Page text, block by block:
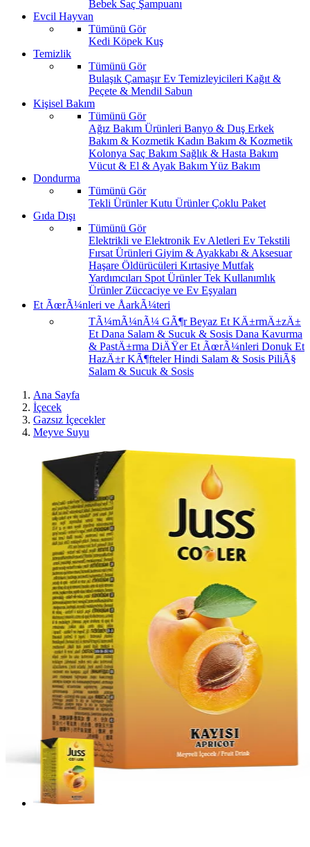
Bebek Saç Şampuanı
Evcil Hayvan
Tümünü Gör
Kedi Köpek Kuş
Temizlik
Tümünü Gör
Bulaşık ÇamaşırEv Temizleyicileri Kağıt &
Peçete & Mendil Sabun
Kişisel Bakım
Tümünü Gör
Ağız Bakım Ürünleri Banyo & Duş Erkek
Bakım & Kozmetik Kadın Bakım & Kozmetik
Kolonya Saç Bakım Sağlık & Hasta Bakım
Vücut & El & Ayak BakımYüz Bakım
Dondurma
Tümünü Gör
Tekli ÜrünlerKutu ÜrünlerÇoklu Paket
Gıda Dışı
Tümünü Gör
Elektrikli ve Elektronik Ev Aletleri Ev Tekstili
Fırsat Ürünleri Giyim & Ayakkabı & Aksesuar
Haşare Öldürücüleri Kırtasiye Mutfak
Yardımcıları Spot ÜrünlerTek Kullanımlık
Ürünler Züccaciye ve Ev Eşyaları
Et ÃœrÃ¼nleri ve ÅarkÃ¼teri
TÃ¼mÃ¼nÃ¼ GÃ¶rBeyaz Et KÄ±rmÄ±zÄ±
Et Dana Salam & Sucuk & Sosis Dana Kavurma
& PastÄ±rma DiÄŸer Et ÃœrÃ¼nleri Donuk Et
HazÄ±r KÃ¶ftelerHindi Salam & Sosis PiliÃ§
Salam & Sucuk & Sosis
Ana Sayfa
İçecek
Gazsız İçecekler
Meyve Suyu